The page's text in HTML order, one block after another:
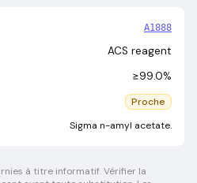
A1888
ACS reagent
≥99.0%
Proche
Sigma n-amyl acetate.
à titre informatif. Vérifier la